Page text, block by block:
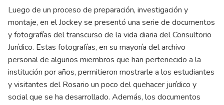
Luego de un proceso de preparación, investigación y
montaje, en el Jockey se presentó una serie de documentos
y fotografías del transcurso de la vida diaria del Consultorio
Jurídico. Estas fotografías, en su mayoría del archivo
personal de algunos miembros que han pertenecido a la
institución por años, permitieron mostrarle a los estudiantes
y visitantes del Rosario un poco del quehacer jurídico y
social que se ha desarrollado. Además, los documentos